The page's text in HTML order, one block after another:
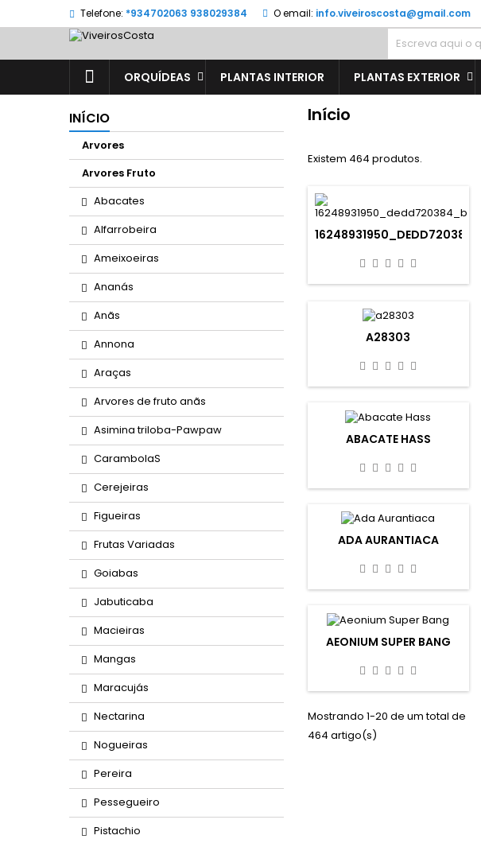
Telefone: *934702063 938029384 O email: info.viveiroscosta@gmail.com
ORQUÍDEAS PLANTAS INTERIOR PLANTAS EXTERIOR
INÍCIO
Arvores
Arvores Fruto
Abacates
Alfarrobeira
Ameixoeiras
Ananás
Anãs
Annona
Araças
Arvores de fruto anãs
Asimina triloba-Pawpaw
CarambolaS
Cerejeiras
Figueiras
Frutas Variadas
Goiabas
Jabuticaba
Macieiras
Mangas
Maracujás
Nectarina
Nogueiras
Pereira
Pessegueiro
Pistachio
Início
Existem 464 produtos.
16248931950_DEDD720384_B
A28303
ABACATE HASS
ADA AURANTIACA
AEONIUM SUPER BANG
Mostrando 1-20 de um total de
464 artigo(s)